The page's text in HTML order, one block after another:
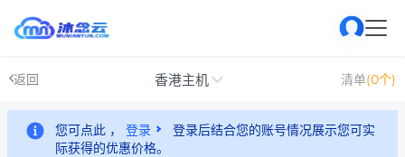
返回 香港主机 清单(0个)
您可点此 ， 登录
登录后结合您的账号情况展示您可实
际获得的优惠价格。